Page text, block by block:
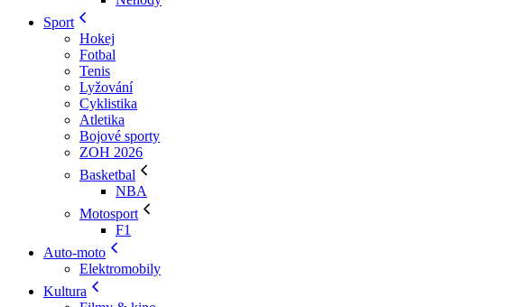
Sport
Hokej
Fotbal
Tenis
Lyžování
Cyklistika
Atletika
Bojové sporty
ZOH 2026
Basketbal
NBA
Motosport
F1
Auto-moto
Elektromobily
Kultura